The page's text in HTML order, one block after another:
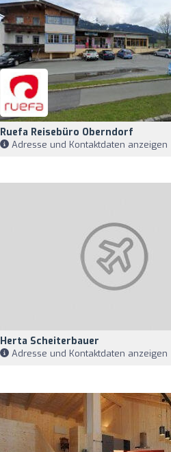
Ruefa Reisebüro Oberndorf
Adresse und Kontaktdaten anzeigen
Herta Scheiterbauer
Adresse und Kontaktdaten anzeigen